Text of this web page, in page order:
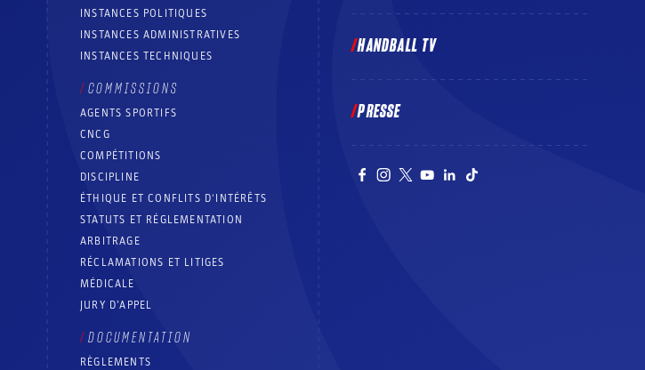
INSTANCES POLITIQUES
INSTANCES ADMINISTRATIVES
INSTANCES TECHNIQUES
COMMISSIONS
AGENTS SPORTIFS
CNCG
COMPÉTITIONS
DISCIPLINE
ÉTHIQUE ET CONFLITS D'INTÉRÊTS
STATUTS ET RÉGLEMENTATION
ARBITRAGE
RÉCLAMATIONS ET LITIGES
MÉDICALE
JURY D’APPEL
DOCUMENTATION
RÈGLEMENTS
HANDBALL TV
PRESSE